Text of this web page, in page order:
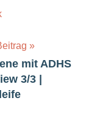
mit ADHS
3/3 |